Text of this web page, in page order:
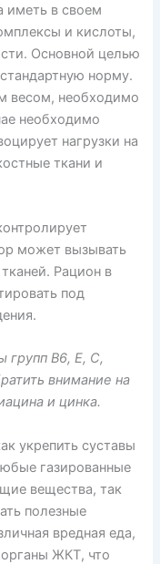
иметь в своем
и кислоты,
Основной целью
норму.
весом, необходимо
необходимо
нагрузки на
ткани и
может вызывать
Рацион в
под
B6, Е, C,
внимание на
и цинка.
укрепить суставы
газированные
вещества, так
полезные
вредная еда,
органы ЖКТ, что